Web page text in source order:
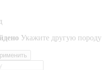
Укажите другую породу